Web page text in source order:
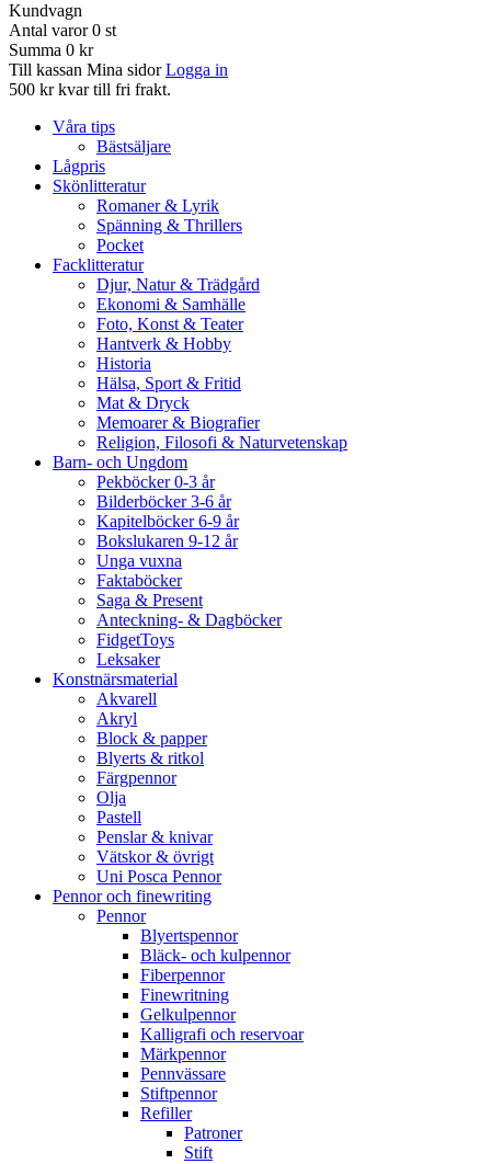
Kundvagn
Antal varor 0 st
Summa 0 kr
Till kassan Mina sidor Logga in
500 kr kvar till fri frakt.
Våra tips
Bästsäljare
Lågpris
Skönlitteratur
Romaner & Lyrik
Spänning & Thrillers
Pocket
Facklitteratur
Djur, Natur & Trädgård
Ekonomi & Samhälle
Foto, Konst & Teater
Hantverk & Hobby
Historia
Hälsa, Sport & Fritid
Mat & Dryck
Memoarer & Biografier
Religion, Filosofi & Naturvetenskap
Barn- och Ungdom
Pekböcker 0-3 år
Bilderböcker 3-6 år
Kapitelböcker 6-9 år
Bokslukaren 9-12 år
Unga vuxna
Faktaböcker
Saga & Present
Anteckning- & Dagböcker
FidgetToys
Leksaker
Konstnärsmaterial
Akvarell
Akryl
Block & papper
Blyerts & ritkol
Färgpennor
Olja
Pastell
Penslar & knivar
Vätskor & övrigt
Uni Posca Pennor
Pennor och finewriting
Pennor
Blyertspennor
Bläck- och kulpennor
Fiberpennor
Finewritning
Gelkulpennor
Kalligrafi och reservoar
Märkpennor
Pennvässare
Stiftpennor
Refiller
Patroner
Stift